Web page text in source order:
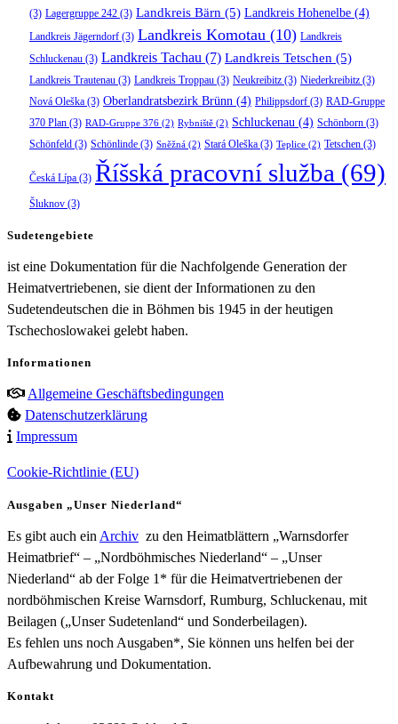
(3) Lagergruppe 242 (3) Landkreis Bärn (5) Landkreis Hohenelbe (4)
Landkreis Jägerndorf (3) Landkreis Komotau (10) Landkreis
Schluckenau (3) Landkreis Tachau (7) Landkreis Tetschen (5)
Landkreis Trautenau (3) Landkreis Troppau (3) Neukreibitz (3) Niederkreibitz (3)
Nová Oleška (3) Oberlandratsbezirk Brünn (4) Philippsdorf (3) RAD-Gruppe
370 Plan (3) RAD-Gruppe 376 (2) Rybniště (2) Schluckenau (4) Schönborn (3)
Schönfeld (3) Schönlinde (3) Sněžná (2) Stará Oleška (3) Teplice (2) Tetschen (3)
Česká Lípa (3) Říšská pracovní služba (69)
Šluknov (3)
Sudetengebiete
ist eine Dokumentation für die Nachfolgende Generation der
Heimatvertriebenen, sie dient der Informationen zu den
Sudetendeutschen die in Böhmen bis 1945 in der heutigen
Tschechoslowakei gelebt haben.
Informationen
Allgemeine Geschäftsbedingungen
Datenschutzerklärung
Impressum
Cookie-Richtlinie (EU)
Ausgaben „Unser Niederland“
Es gibt auch ein Archiv zu den Heimatblättern „Warnsdorfer
Heimatbrief“ – „Nordböhmisches Niederland“ – „Unser
Niederland“ ab der Folge 1* für die Heimatvertriebenen der
nordböhmischen Kreise Warnsdorf, Rumburg, Schluckenau, mit
Beilagen („Unser Sudetenland“ und Sonderbeilagen).
Es fehlen uns noch Ausgaben*, Sie können uns helfen bei der
Aufbewahrung und Dokumentation.
Kontakt